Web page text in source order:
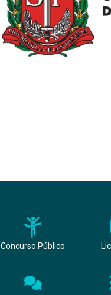
Concurso Público